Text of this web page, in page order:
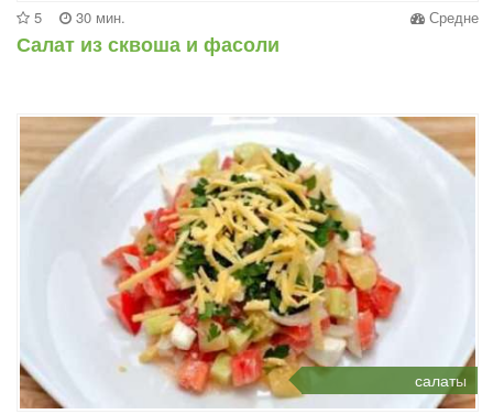
5 30 мин. Средне
Салат из сквоша и фасоли
салаты